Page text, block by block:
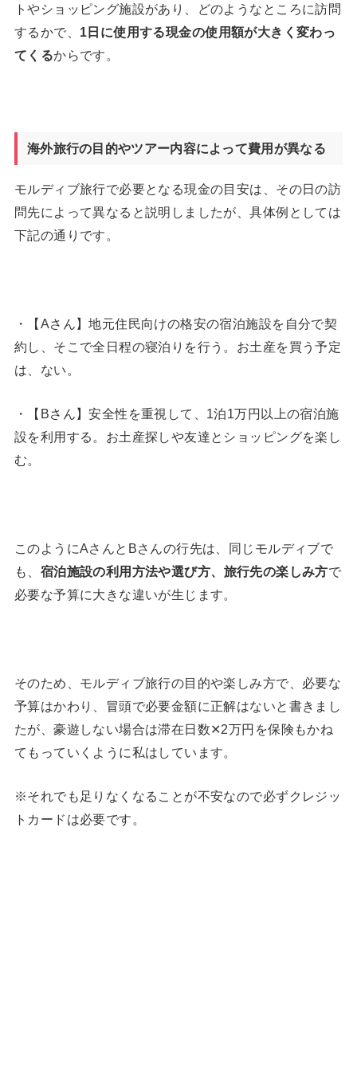
トやショッピング施設があり、どのようなところに訪問
するかで、 1 日に使用する現金の使用額が大きく変わっ
てくるからです。
海外旅行の目的やツアー内容によって費用が異なる
モルディブ旅行で必要となる現金の目安は、その日の訪
問先によって異なると説明しましたが、具体例としては
下記の通りです。
・【Aさん】地元住民向けの格安の宿泊施設を自分で契
約し、そこで全日程の寝泊りを行う。お土産を買う予定
は、ない。
・【Bさん】安全性を重視して、1泊1万円以上の宿泊施
設を利用する。お土産探しや友達とショッピングを楽し
む。
このようにAさんとBさんの行先は、同じモルディブで
も、 宿泊施設の利用方法や選び方、旅行先の楽しみ方で
必要な予算に大きな違いが生じます。
そのため、モルディブ旅行の目的や楽しみ方で、必要な
予算はかわり、冒頭で必要金額に正解はないと書きまし
たが、豪遊しない場合は滞在日数✕2万円を保険もかね
てもっていくように私はしています。
※それでも足りなくなることが不安なので必ずクレジッ
トカードは必要です。